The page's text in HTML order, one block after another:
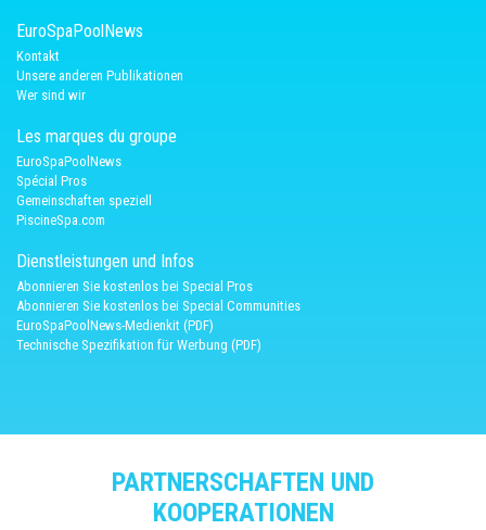
EuroSpaPoolNews
Kontakt
Unsere anderen Publikationen
Wer sind wir
Les marques du groupe
EuroSpaPoolNews
Spécial Pros
Gemeinschaften speziell
PiscineSpa.com
Dienstleistungen und Infos
Abonnieren Sie kostenlos bei Special Pros
Abonnieren Sie kostenlos bei Special Communities
EuroSpaPoolNews-Medienkit (PDF)
Technische Spezifikation für Werbung (PDF)
PARTNERSCHAFTEN UND
KOOPERATIONEN